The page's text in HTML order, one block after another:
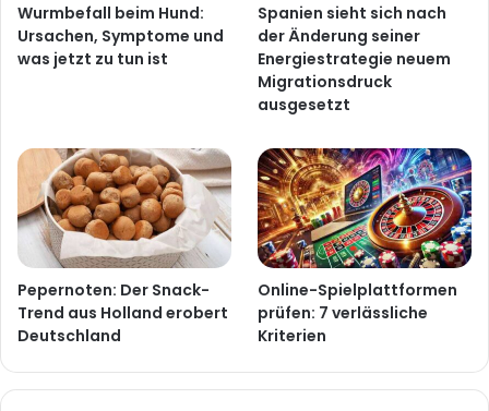
Wurmbefall beim Hund:
Ursachen, Symptome und
was jetzt zu tun ist
Spanien sieht sich nach
der Änderung seiner
Energiestrategie neuem
Migrationsdruck
ausgesetzt
Pepernoten: Der Snack-
Trend aus Holland erobert
Deutschland
Online-Spielplattformen
prüfen: 7 verlässliche
Kriterien